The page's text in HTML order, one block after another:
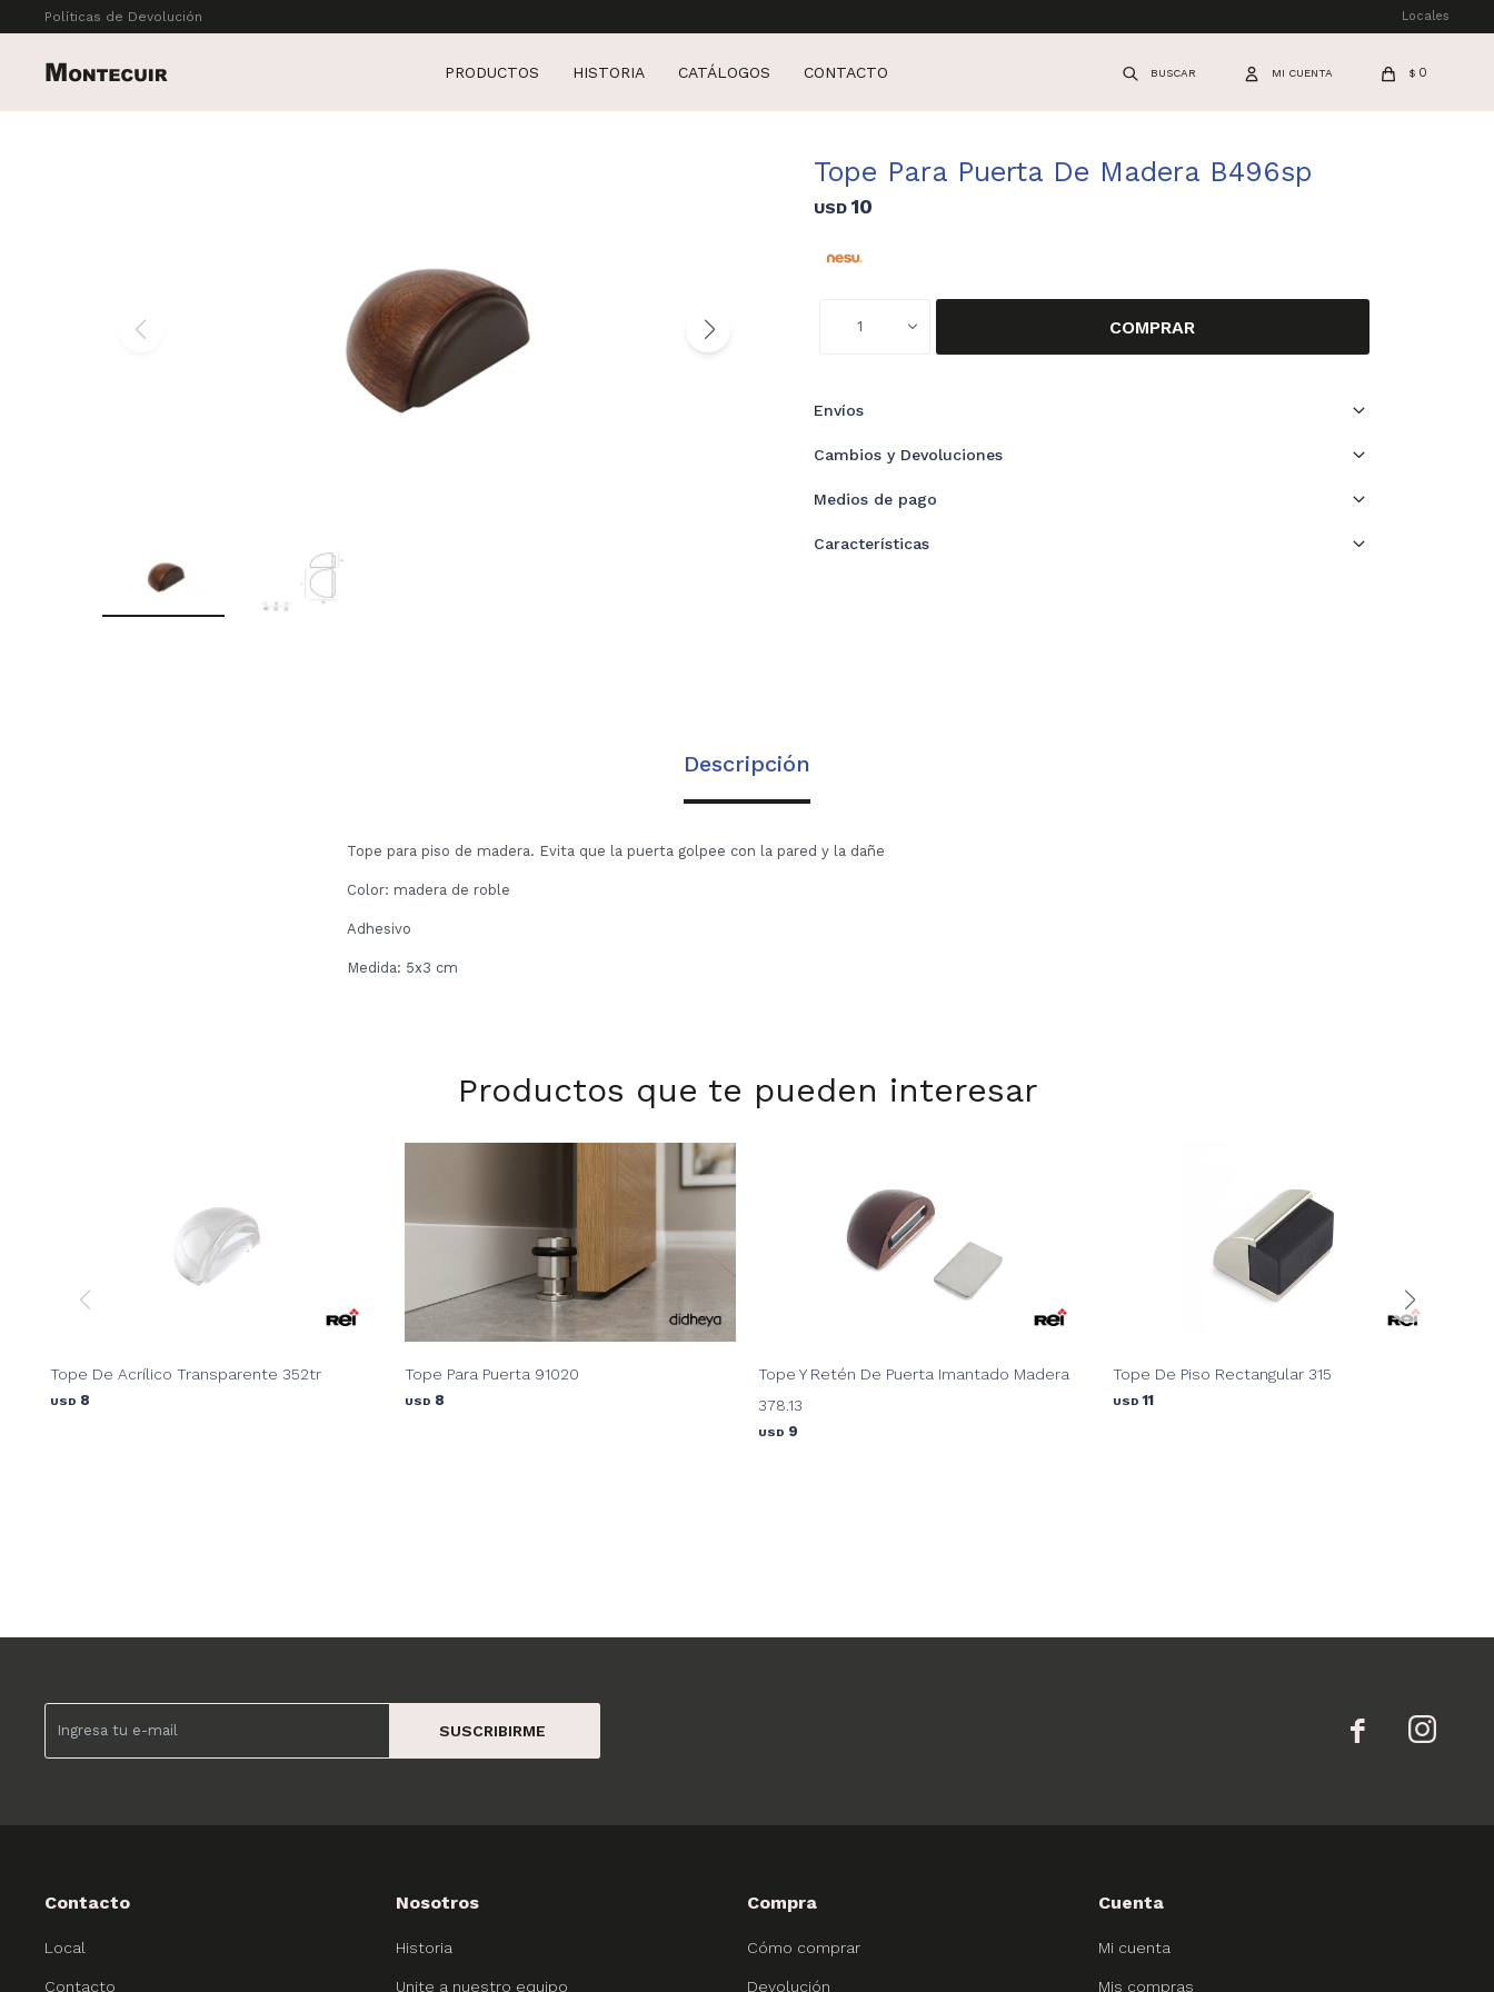
PRODUCTOS HISTORIA CATÁLOGOS CONTACTO $ 0
Políticas de Devolución Locales
Tope Para Puerta De Madera B496sp
USD 10
1 COMPRAR
Envíos
Cambios y Devoluciones
Medios de pago
Características
Descripción
Tope para piso de madera. Evita que la puerta golpee con la pared y la dañe
Color: madera de roble
Adhesivo
Medida: 5x3 cm
Productos que te pueden interesar
Tope De Acrílico Transparente 352tr
USD 8
Tope Para Puerta 91020
USD 8
Tope Y Retén De Puerta Imantado Madera
378.13
USD 9
Tope De Piso Rectangular 315
USD 11
SUSCRIBIRME  
Contacto
Local
Contacto
Nosotros
Historia
Unite a nuestro equipo
Compra
Cómo comprar
Devolución
Cuenta
Mi cuenta
Mis compras